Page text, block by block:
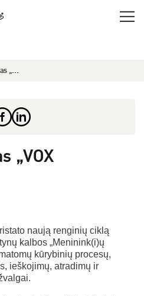
„VOX
naują renginių ciklą
kalbos „Meninink(i)ų
kūrybinių procesų,
ieškojimų, atradimų ir